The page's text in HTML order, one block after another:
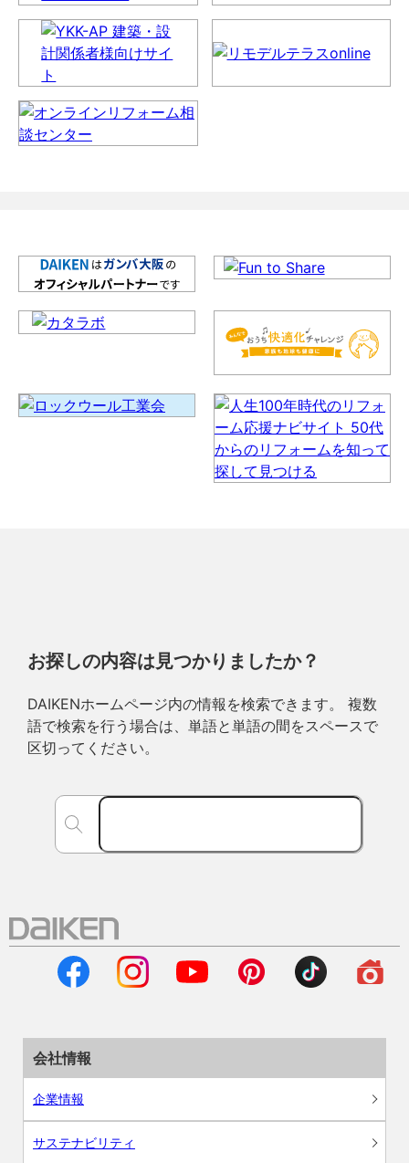
お探しの内容は見つかりましたか？
DAIKENホームページ内の情報を検索できます。 複数
語で検索を行う場合は、単語と単語の間をスペースで
区切ってください。
会社情報
企業情報
サステナビリティ